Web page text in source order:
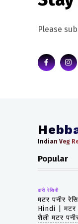
Please
Indian Veg
Popular
करी रेसिपी
मटर पनीर
Hindi | मटर
शैली मटर